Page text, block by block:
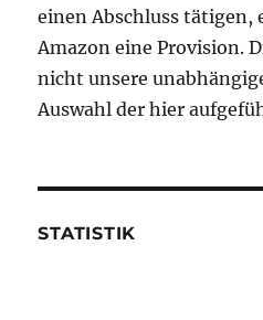
einen Abschluss tätigen,
Amazon eine Provision.
nicht unsere
Auswahl der hier
STATISTIK